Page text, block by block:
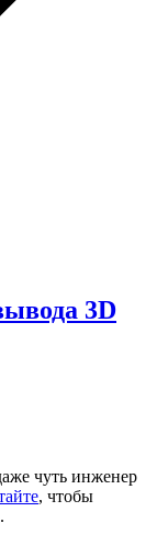
3D
чуть инженер
, чтобы